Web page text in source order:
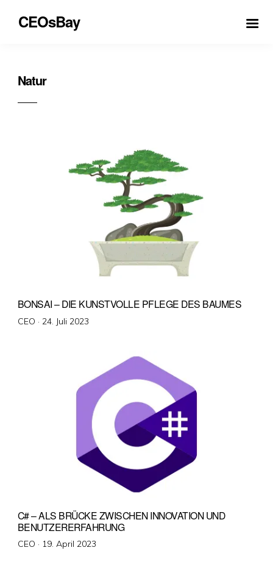
CEOsBay
Natur
BONSAI – DIE KUNSTVOLLE PFLEGE DES BAUMES
CEO · Veröffentlicht
24. Juli 2023
C# – ALS BRÜCKE ZWISCHEN INNOVATION UND
BENUTZERERFAHRUNG
CEO · Veröffentlicht
19. April 2023